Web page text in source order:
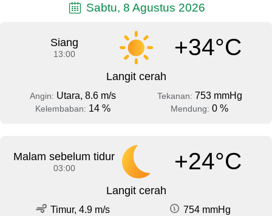
Sabtu, 8 Agustus 2026
Siang
13:00 +34°C
Langit cerah
Angin: Utara, 8.6 m/s Tekanan: 753 mmHg
Kelembaban: 14 % Mendung: 0 %
Malam sebelum tidur
03:00 +24°C
Langit cerah
Timur, 4.9 m/s
754 mmHg